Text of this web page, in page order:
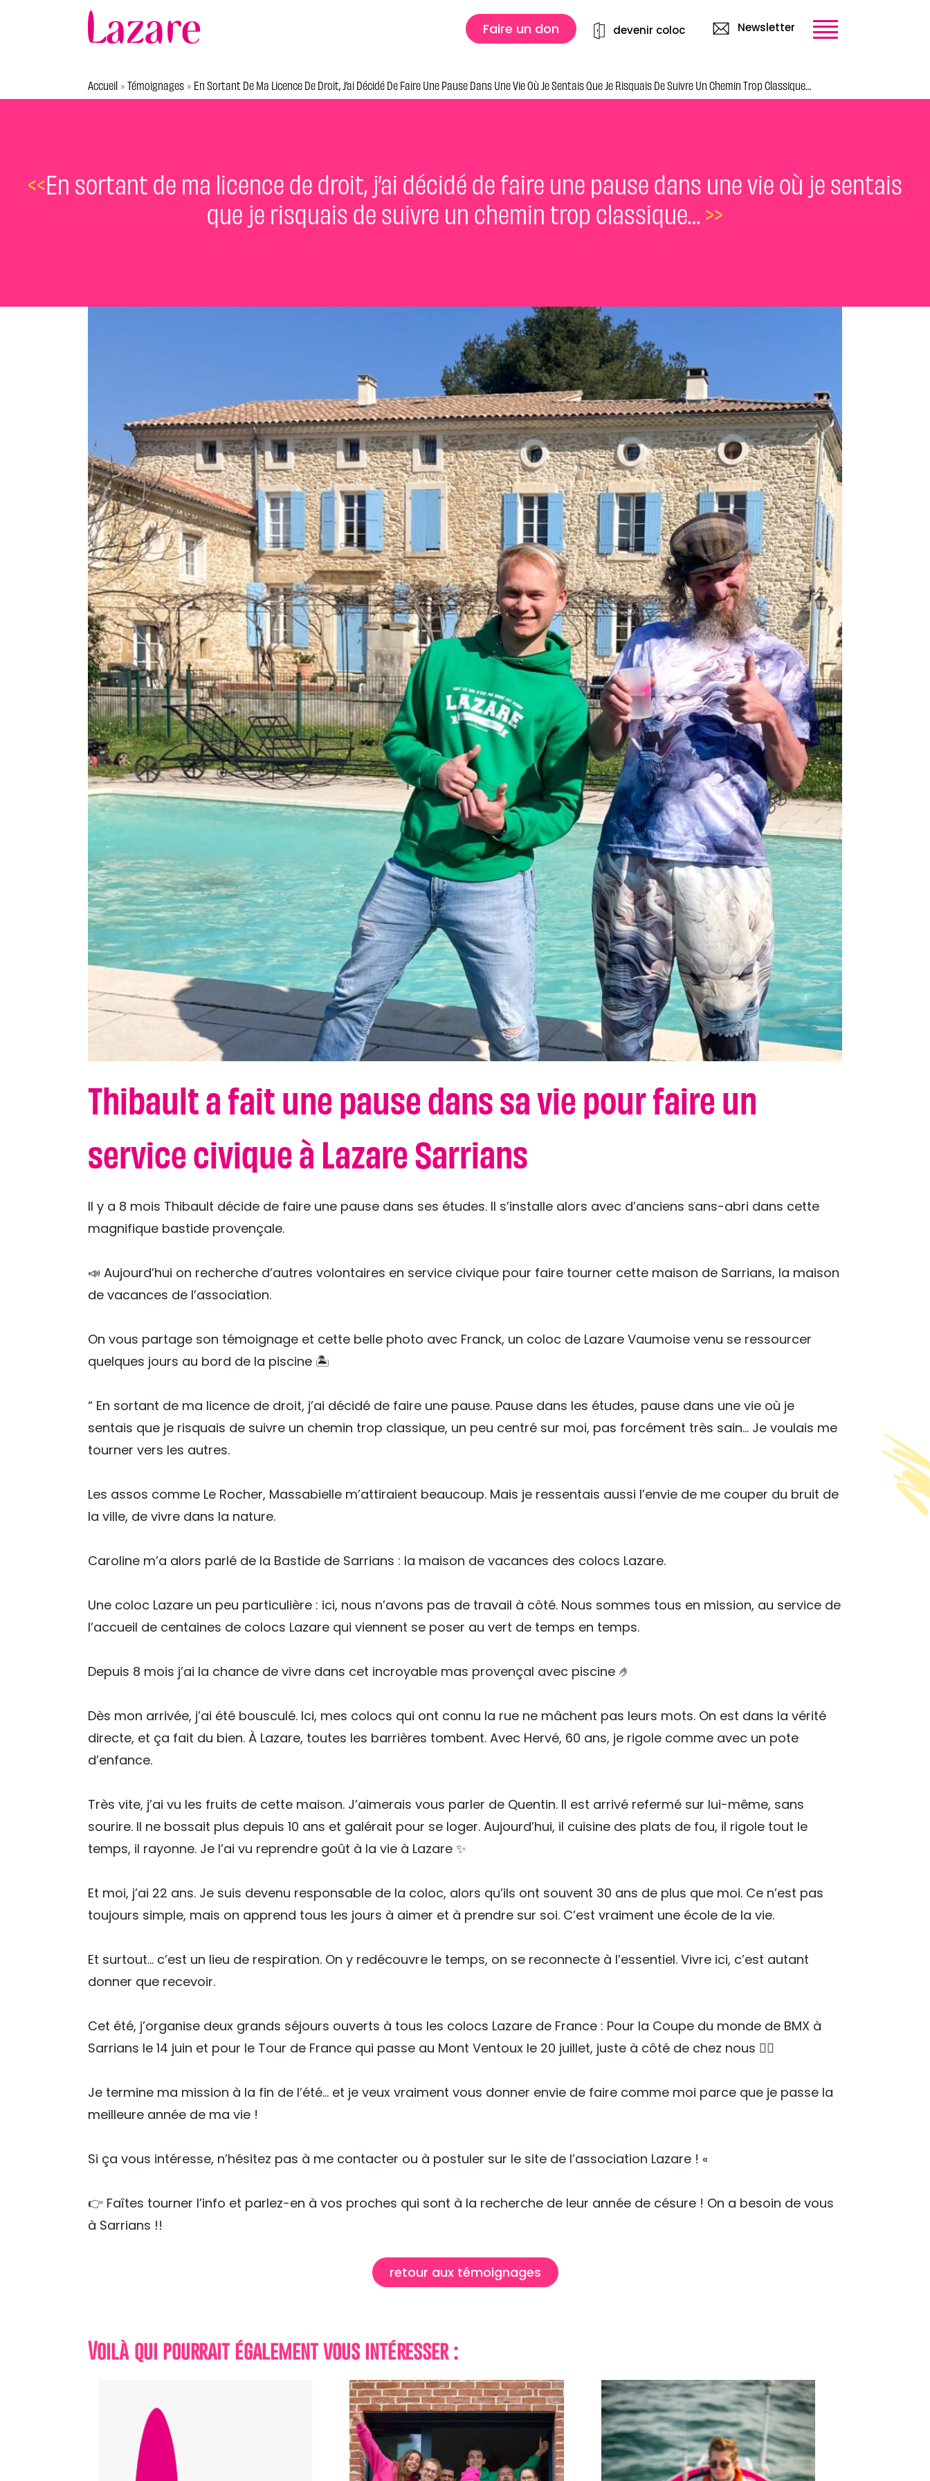
Newsletter
devenir coloc
Faire un don
Accueil » Témoignages » En Sortant De Ma Licence De Droit, J’ai Décidé De Faire Une Pause Dans Une Vie Où Je Sentais Que Je Risquais De Suivre Un Chemin Trop Classique…
<<En sortant de ma licence de droit, j’ai décidé de faire une pause dans une vie où je sentais
que je risquais de suivre un chemin trop classique…>>
Thibault a fait une pause dans sa vie pour faire un
service civique à Lazare Sarrians
Il y a 8 mois Thibault décide de faire une pause dans ses études. Il s’installe alors avec d’anciens sans-abri dans cette
magnifique bastide provençale.
📣 Aujourd’hui on recherche d’autres volontaires en service civique pour faire tourner cette maison de Sarrians, la maison
de vacances de l’association.
On vous partage son témoignage et cette belle photo avec Franck, un coloc de Lazare Vaumoise venu se ressourcer
quelques jours au bord de la piscine 🏝️
“ En sortant de ma licence de droit, j’ai décidé de faire une pause. Pause dans les études, pause dans une vie où je
sentais que je risquais de suivre un chemin trop classique, un peu centré sur moi, pas forcément très sain… Je voulais me
tourner vers les autres.
Les assos comme Le Rocher, Massabielle m’attiraient beaucoup. Mais je ressentais aussi l’envie de me couper du bruit de
la ville, de vivre dans la nature.
Caroline m’a alors parlé de la Bastide de Sarrians : la maison de vacances des colocs Lazare.
Une coloc Lazare un peu particulière : ici, nous n’avons pas de travail à côté. Nous sommes tous en mission, au service de
l’accueil de centaines de colocs Lazare qui viennent se poser au vert de temps en temps.
Depuis 8 mois j’ai la chance de vivre dans cet incroyable mas provençal avec piscine 🤌
Dès mon arrivée, j’ai été bousculé. Ici, mes colocs qui ont connu la rue ne mâchent pas leurs mots. On est dans la vérité
directe, et ça fait du bien. À Lazare, toutes les barrières tombent. Avec Hervé, 60 ans, je rigole comme avec un pote
d’enfance.
Très vite, j’ai vu les fruits de cette maison. J’aimerais vous parler de Quentin. Il est arrivé refermé sur lui-même, sans
sourire. Il ne bossait plus depuis 10 ans et galérait pour se loger. Aujourd’hui, il cuisine des plats de fou, il rigole tout le
temps, il rayonne. Je l’ai vu reprendre goût à la vie à Lazare ✨
Et moi, j’ai 22 ans. Je suis devenu responsable de la coloc, alors qu’ils ont souvent 30 ans de plus que moi. Ce n’est pas
toujours simple, mais on apprend tous les jours à aimer et à prendre sur soi. C’est vraiment une école de la vie.
Et surtout… c’est un lieu de respiration. On y redécouvre le temps, on se reconnecte à l’essentiel. Vivre ici, c’est autant
donner que recevoir.
Cet été, j’organise deux grands séjours ouverts à tous les colocs Lazare de France : Pour la Coupe du monde de BMX à
Sarrians le 14 juin et pour le Tour de France qui passe au Mont Ventoux le 20 juillet, juste à côté de chez nous 🚴‍♂️
Je termine ma mission à la fin de l’été… et je veux vraiment vous donner envie de faire comme moi parce que je passe la
meilleure année de ma vie !
Si ça vous intéresse, n’hésitez pas à me contacter ou à postuler sur le site de l’association Lazare ! «
👉 Faîtes tourner l’info et parlez-en à vos proches qui sont à la recherche de leur année de césure ! On a besoin de vous
à Sarrians !!
retour aux témoignages
Voilà qui pourrait également vous intéresser :